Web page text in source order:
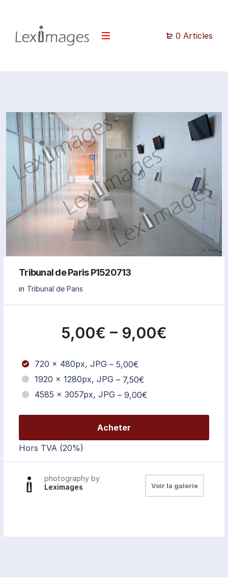
0 Articles
Tribunal de Paris P1520713
in Tribunal de Paris
5,00€ – 9,00€
720 x 480px, JPG – 5,00€
1920 x 1280px, JPG – 7,50€
4585 x 3057px, JPG – 9,00€
Acheter
Hors TVA (20%)
photography by
Leximages
Voir la galerie